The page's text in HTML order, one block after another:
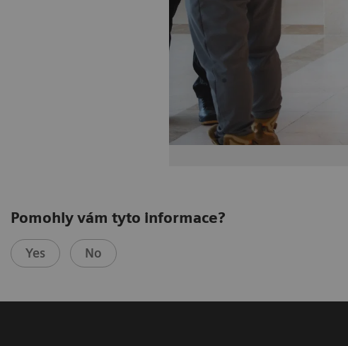
Pomohly vám tyto informace?
Yes No